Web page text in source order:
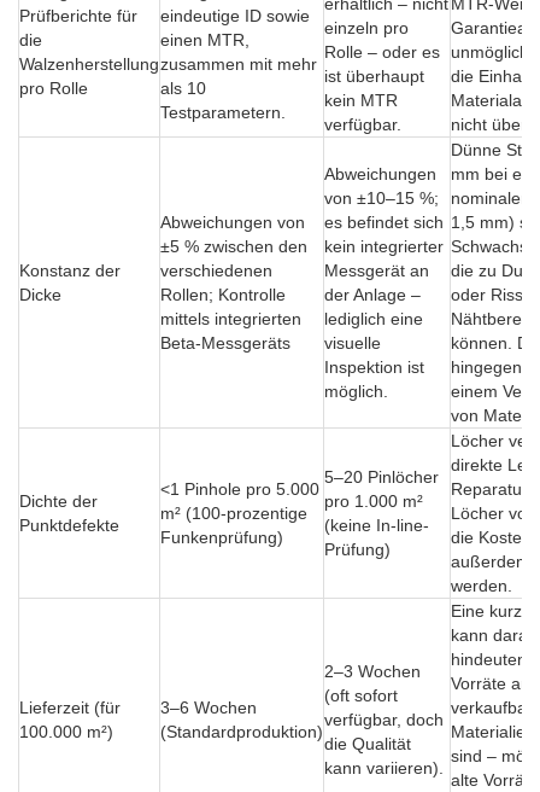
Prüfberichte für
die
Walzenherstellung
pro Rolle
eindeutige ID sowie
einen MTR,
zusammen mit mehr
als 10
Testparametern.
einzeln pro
Rolle – oder es
ist überhaupt
kein MTR
verfügbar.
unmöglich.
die
nicht
Konstanz der
Dicke
Abweichungen von
±5 % zwischen den
verschiedenen
Rollen; Kontrolle
mittels integrierten
Beta-Messgeräts
Abweichungen
von ±10–15 %;
es befindet sich
kein integrierter
Messgerät an
der Anlage –
lediglich eine
visuelle
Inspektion ist
möglich.
Dünne
mm bei
nominalen
1,5 mm)
die zu
oder
können.
hingegen
einem
von
Dichte der
Punktdefekte
<1 Pinhole pro 5.000
m² (100-prozentige
Funkenprüfung)
5–20 Pinlöcher
pro 1.000 m²
(keine In-line-
Prüfung)
Löcher
direkte
Reparatur
Löcher vor
die Kosten
außerdem
werden.
Lieferzeit (für
100.000 m²)
3–6 Wochen
(Standardproduktion)
2–3 Wochen
(oft sofort
verfügbar, doch
die Qualität
kann variieren).
Eine kurze
kann
hindeuten,
Vorräte an
sind –
alte